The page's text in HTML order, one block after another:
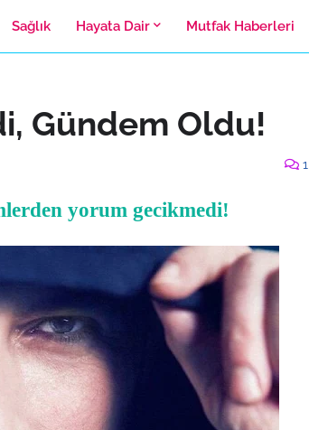
Sağlık Hayata Dair Mutfak Haberleri
Gündem Oldu!
1
yorum gecikmedi!